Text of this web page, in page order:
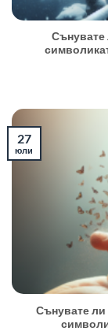
Сънувате
Сънувате ли
27
юли